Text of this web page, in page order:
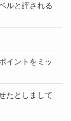
ルと評される
イントをミッ
たとしまして